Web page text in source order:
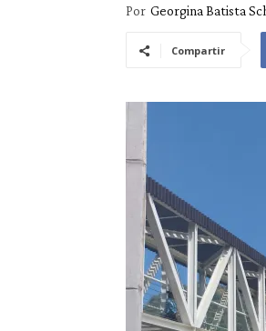
Por Georgina Batista
Compartir